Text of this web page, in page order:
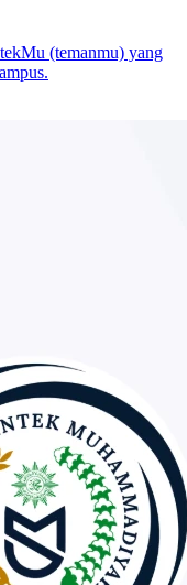
(temanmu) yang